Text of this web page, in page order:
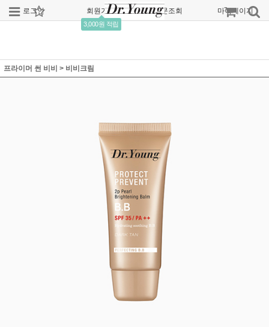
로그인 회원가입
3,000원 적립
주문조회 마이페이지
프라이머 썬 비비 > 비비크림